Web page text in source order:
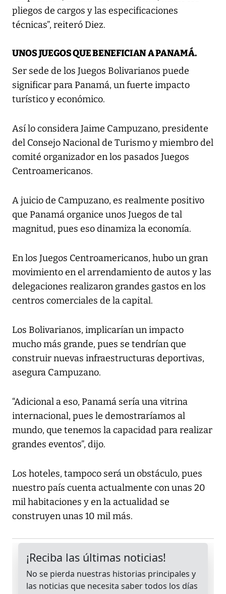
pliegos de cargos y las especificaciones
técnicas”, reiteró Diez.
UNOS JUEGOS QUE BENEFICIAN A PANAMÁ.
Ser sede de los Juegos Bolivarianos puede
significar para Panamá, un fuerte impacto
turístico y económico.
Así lo considera Jaime Campuzano, presidente
del Consejo Nacional de Turismo y miembro del
comité organizador en los pasados Juegos
Centroamericanos.
A juicio de Campuzano, es realmente positivo
que Panamá organice unos Juegos de tal
magnitud, pues eso dinamiza la economía.
En los Juegos Centroamericanos, hubo un gran
movimiento en el arrendamiento de autos y las
delegaciones realizaron grandes gastos en los
centros comerciales de la capital.
Los Bolivarianos, implicarían un impacto
mucho más grande, pues se tendrían que
construir nuevas infraestructuras deportivas,
asegura Campuzano.
“Adicional a eso, Panamá sería una vitrina
internacional, pues le demostraríamos al
mundo, que tenemos la capacidad para realizar
grandes eventos”, dijo.
Los hoteles, tampoco será un obstáculo, pues
nuestro país cuenta actualmente con unas 20
mil habitaciones y en la actualidad se
construyen unas 10 mil más.